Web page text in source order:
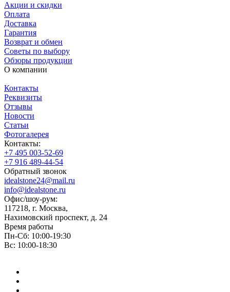
Акции и скидки
Оплата
Доставка
Гарантия
Возврат и обмен
Советы по выбору
Обзоры продукции
О компании
Контакты
Реквизиты
Отзывы
Новости
Статьи
Фотогалерея
Контакты:
+7 495 003-52-69
+7 916 489-44-54
Обратный звонок
idealstone24@mail.ru
info@idealstone.ru
Офис/шоу-рум:
117218, г. Москва,
Нахимовский проспект, д. 24
Время работы
Пн-Сб: 10:00-19:30
Вс: 10:00-18:30